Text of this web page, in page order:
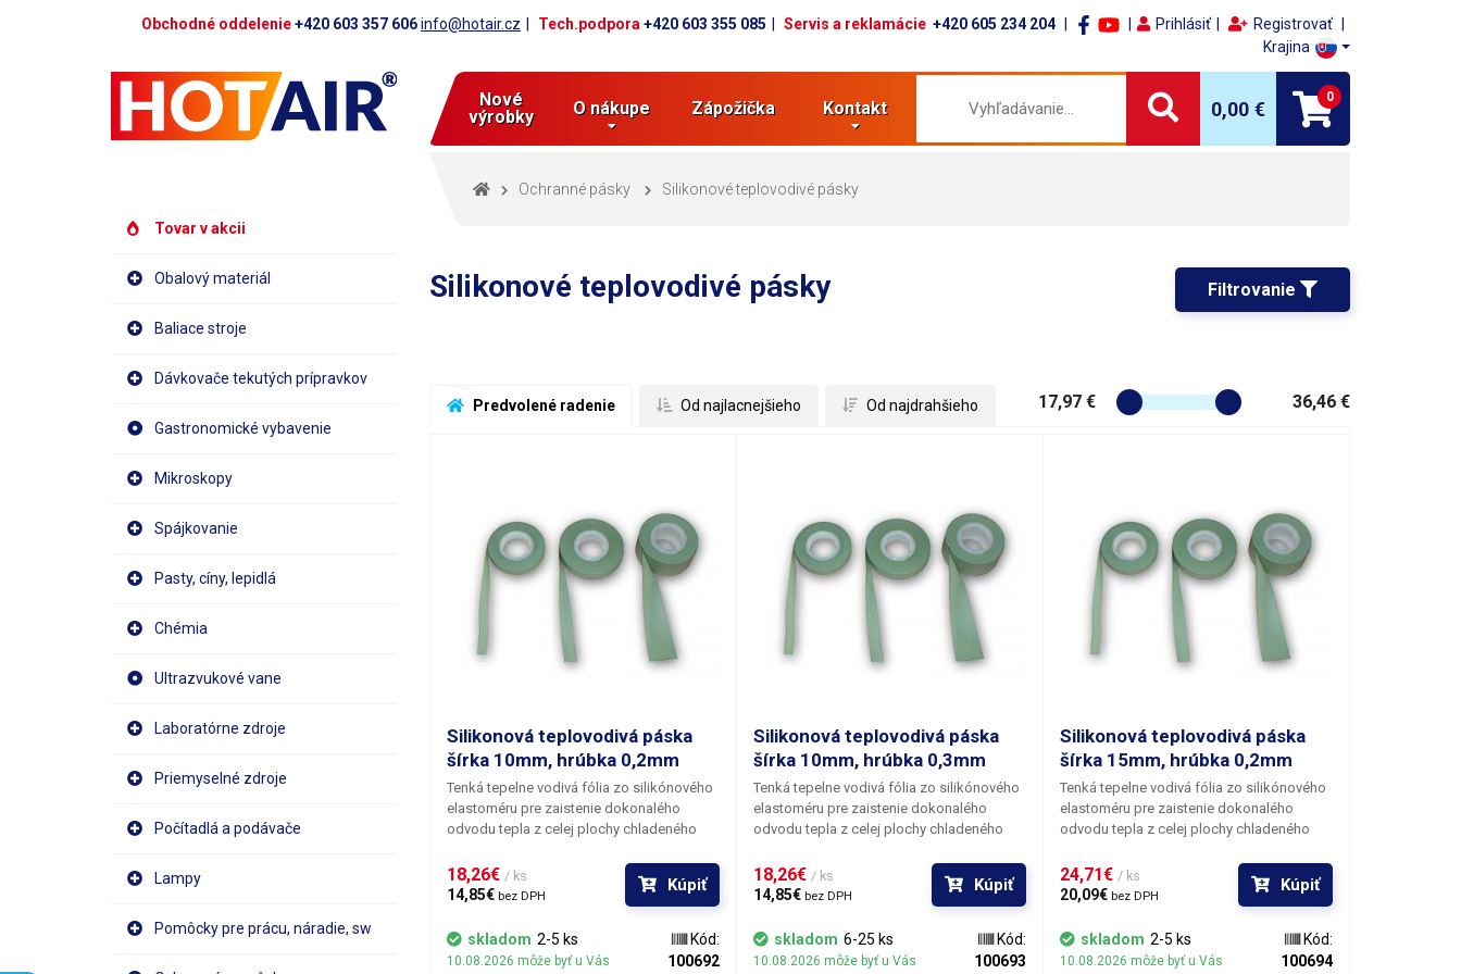
Obchodné oddelenie+420 603 357 606info@hotair.cz Tech.podpora +420 603 355 085 Servis a reklamácie +420 605 234 204 Prihlásiť
Registrovať
Krajina
Nové
výrobky
O nákupe Zápožička Kontakt 0,00 €
0
Tovar v akcii
Obalový materiál
Baliace stroje
Dávkovače tekutých prípravkov
Gastronomické vybavenie
Mikroskopy
Spájkovanie
Pasty, cíny, lepidlá
Chémia
Ultrazvukové vane
Laboratórne zdroje
Priemyselné zdroje
Počítadlá a podávače
Lampy
Pomôcky pre prácu, náradie, sw
Ochranné pásky Silikonové teplovodivé pásky
Silikonové teplovodivé pásky Filtrovanie
Predvolené radenie Od najlacnejšieho Od najdrahšieho 17,97 € 36,46 €
Silikonová teplovodivá páska
šírka 10mm, hrúbka 0,2mm
Tenká tepelne vodivá fólia zo silikónového
elastoméru pre zaistenie dokonalého
odvodu tepla z celej plochy chladeného
sklenými vláknami ako je tomu napríklad u
podložiek pre chladiče tranzistorov a tak je
zachovaná extrémna pružnosť silikónového
materiálu. Vďaka elasticite vyrovná pásik aj
pomerne veľké nerovnosti na styčných
18,26€ / ks
14,85€ bez DPH
Kúpiť
skladom 2-5 ks
10.08.2026 môže byť u Vás
Kód:
100692
Silikonová teplovodivá páska
šírka 10mm, hrúbka 0,3mm
Tenká tepelne vodivá fólia zo silikónového
elastoméru pre zaistenie dokonalého
odvodu tepla z celej plochy chladeného
sklenými vláknami ako je tomu napríklad u
podložiek pre chladiče tranzistorov a tak je
zachovaná extrémna pružnosť silikónového
materiálu. Vďaka elasticite vyrovná pásik aj
pomerne veľké nerovnosti na styčných
18,26€ / ks
14,85€ bez DPH
Kúpiť
skladom 6-25 ks
10.08.2026 môže byť u Vás
Kód:
100693
Silikonová teplovodivá páska
šírka 15mm, hrúbka 0,2mm
Tenká tepelne vodivá fólia zo silikónového
elastoméru pre zaistenie dokonalého
odvodu tepla z celej plochy chladeného
sklenými vláknami ako je tomu napríklad u
podložiek pre chladiče tranzistorov a tak je
zachovaná extrémna pružnosť silikónového
materiálu. Vďaka elasticite vyrovná pásik aj
pomerne veľké nerovnosti na styčných
24,71€ / ks
20,09€ bez DPH
Kúpiť
skladom 2-5 ks
10.08.2026 môže byť u Vás
Kód:
100694